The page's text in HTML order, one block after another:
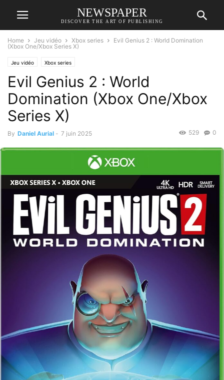
NEWSPAPER
DISCOVER THE ART OF PUBLISHING
Home Jeu vidéo Xbox series
Evil Genius 2 : World Domination
(Xbox One/Xbox Series X)
Jeu vidéo Xbox series
Evil Genius 2 : World
Domination (Xbox One/Xbox
Series X)
By Daniel Aurial - 7 juin 2025 0
529